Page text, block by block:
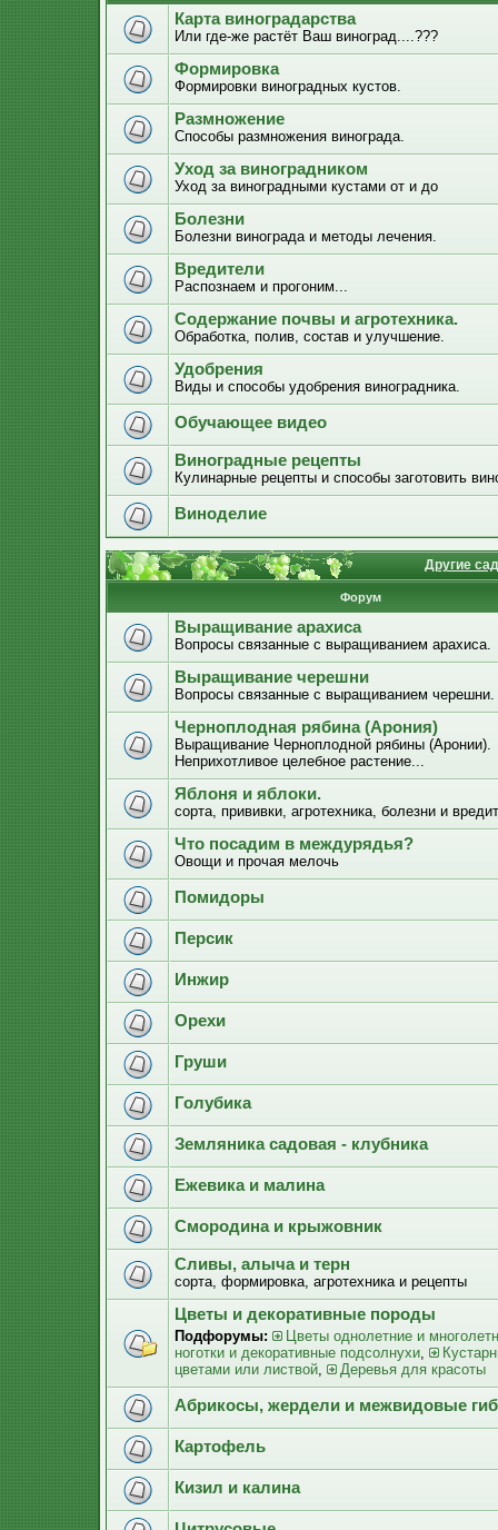
Карта виноградарства
Или где-же растёт Ваш виноград....???
Формировка
Формировки виноградных кустов.
Размножение
Способы размножения винограда.
Уход за виноградником
Уход за виноградными кустами от и до
Болезни
Болезни винограда и методы лечения.
Вредители
Распознаем и прогоним...
Содержание почвы и агротехника.
Обработка, полив, состав и улучшение.
Удобрения
Виды и способы удобрения виноградника.
Обучающее видео
Виноградные рецепты
Кулинарные рецепты и способы заготовить
Виноделие
Другие
Форум
Выращивание арахиса
Вопросы связанные с выращиванием арахиса.
Выращивание черешни
Вопросы связанные с выращиванием черешни.
Черноплодная рябина (Арония)
Выращивание Черноплодной рябины (Аронии).
Неприхотливое целебное растение...
Яблоня и яблоки.
сорта, прививки, агротехника, болезни и
Что посадим в междурядья?
Овощи и прочая мелочь
Помидоры
Персик
Инжир
Орехи
Груши
Голубика
Земляника садовая - клубника
Ежевика и малина
Смородина и крыжовник
Сливы, алыча и терн
сорта, формировка, агротехника и рецепты
Цветы и декоративные породы
Подфорумы:
Цветы однолетние и
ноготки и декоративные подсолнухи,
цветами или листвой, Деревья для красоты
Абрикосы, жердели и межвидовые
Картофель
Кизил и калина